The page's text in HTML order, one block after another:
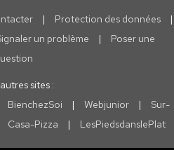
| Protection des données
|
un problème |
Poser une
sites :
BienchezSoi | Webjunior |
Sur-
Casa-Pizza | LesPiedsdanslePlat